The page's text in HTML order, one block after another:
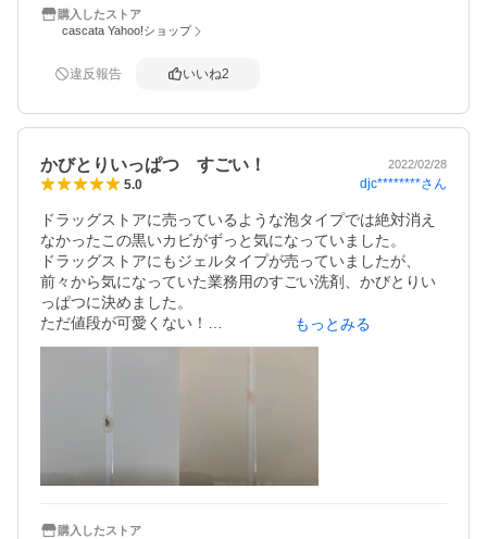
外と垂れてもくるので、高所を塗る時は注意が必要です。
それと苦労したのが、シャワーでなかなか落ちない事。広
をかけたりクロスで拭いたりで1時間くらい費やしました。
購入したストア
cascata Yahoo!ショップ
違反報告 いいね2
かびとりいっぱつ すごい！ 2022/02/28
5.0 djc********さん
ドラッグストアに売っているような泡タイプでは絶対消え
なかったこの黒いカビがずっと気になっていました。
ドラッグストアにもジェルタイプが売っていましたが、
前々から気になっていた業務用のすごい洗剤、かびとりい
っぱつに決めました。
ただ値段が可愛くない！
やっぱりカビが取れなかったら、、と思うと2000円程する
ポイントはジェルを厚く塗ることかな？
うっすら塗った所は取れていない場合もあり、翌日分厚く
放置時間は極力24時間に近づけた方が薄くなります。
ゴム手袋必須です。
ら、私は大きい方でよかったと思います。
もっとみる
購入したストア